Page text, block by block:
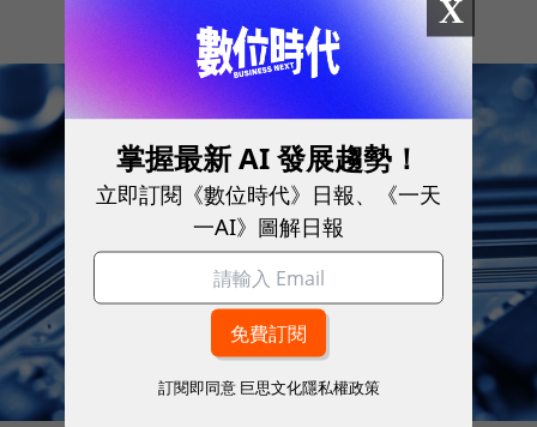
X
掌握最新 AI 發展趨勢！
立即訂閱《數位時代》日報、《一天
一AI》圖解日報
訂閱即同意 巨思文化隱私權政策